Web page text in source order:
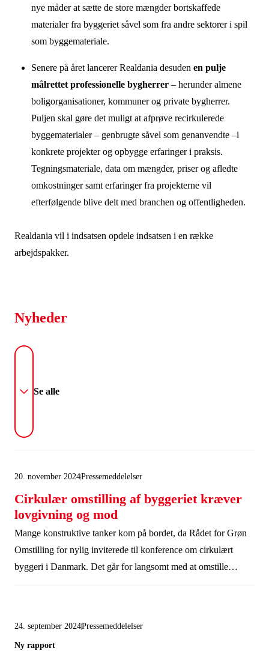
nye måder at sætte de store mængder bortskaffede
materialer fra byggeriet såvel som fra andre sektorer i spil
som byggemateriale.
Senere på året lancerer Realdania desuden en pulje
målrettet professionelle bygherrer– herunder almene
boligorganisationer, kommuner og private bygherrer.
Puljen skal gøre det muligt at afprøve recirkulerede
byggematerialer – genbrugte såvel som genanvendte –i
konkrete projekter og opbygge erfaringer i praksis.
Tegningsmateriale, data om mængder, priser og afledte
omkostninger samt erfaringer fra projekterne vil
efterfølgende blive delt med branchen og offentligheden.
Realdania vil i indsatsen opdele indsatsen i en række
arbejdspakker.
Nyheder
Se alle
20. november 2024Pressemeddelelser
Cirkulær omstilling af byggeriet kræver
lovgivning og mod
Mange konstruktive tanker kom på bordet, da Rådet for Grøn
Omstilling for nylig inviterede til konference om cirkulært
byggeri i Danmark. Det går for langsomt med at omstille
24. september 2024Pressemeddelelser
Ny rapport